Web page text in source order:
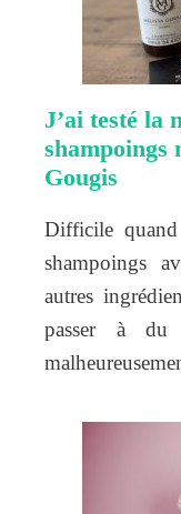
J’ai testé la
shampoings
Gougis
Difficile
shampoings
autres
passer à du